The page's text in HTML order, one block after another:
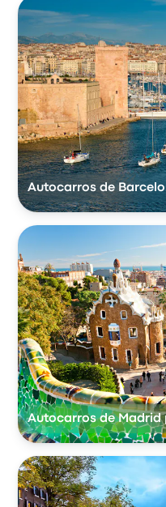
Autocarros de
Autocarros de Madrid